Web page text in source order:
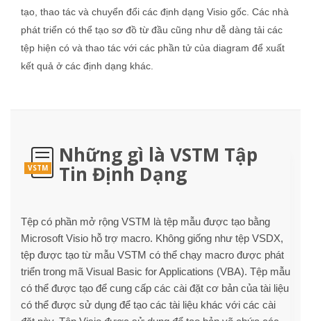
tạo, thao tác và chuyển đổi các định dạng Visio gốc. Các nhà
phát triển có thể tạo sơ đồ từ đầu cũng như dễ dàng tải các
tệp hiện có và thao tác với các phần tử của diagram để xuất
kết quả ở các định dạng khác.
VSTM
Những gì là VSTM Tập
Tin Định Dạng
Tệp có phần mở rộng VSTM là tệp mẫu được tạo bằng
Microsoft Visio hỗ trợ macro. Không giống như tệp VSDX,
tệp được tạo từ mẫu VSTM có thể chạy macro được phát
triển trong mã Visual Basic for Applications (VBA). Tệp mẫu
có thể được tạo để cung cấp các cài đặt cơ bản của tài liệu
có thể được sử dụng để tạo các tài liệu khác với các cài